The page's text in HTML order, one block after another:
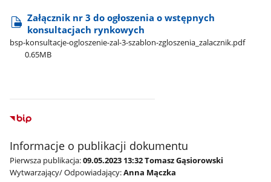
Załącznik nr 3 do ogłoszenia o wstępnych
konsultacjach rynkowych
bsp-konsultacje-ogloszenie-zal-3-szablon-zgloszenia​_zalacznik.pdf
0.65MB
Informacje o publikacji dokumentu
Pierwsza publikacja:09.05.2023 13:32 Tomasz Gąsiorowski
Wytwarzający/ Odpowiadający:Anna Mączka